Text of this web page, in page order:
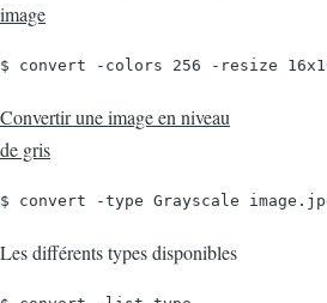
image
$ convert -colors 256 -resize
Convertir une image en niveau
de gris
$ convert -type Grayscale
Les différents types disponibles